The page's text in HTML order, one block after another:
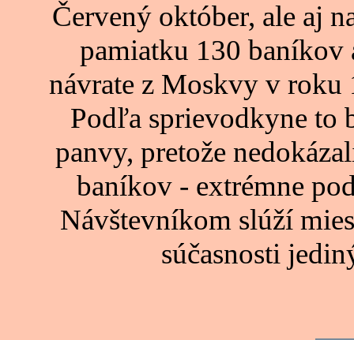
Červený október, ale aj
pamiatku 130
návrate z Moskvy v roku
Podľa sprievodkyne to
panvy, pretože
baníkov - extrémne
Návštevníkom slúží
súčasnosti